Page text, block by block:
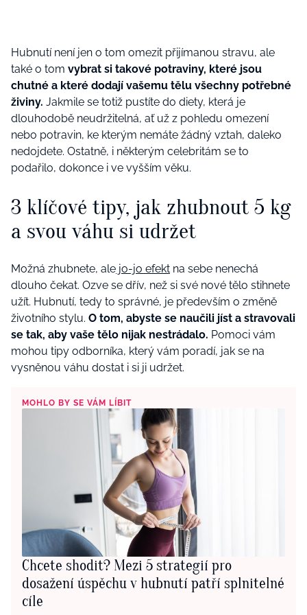
Hubnutí není jen o tom omezit přijímanou stravu, ale
také o tom vybrat si takové potraviny, které jsou
chutné a které dodají vašemu tělu všechny potřebné
živiny. Jakmile se totiž pustíte do diety, která je
dlouhodobě neudržitelná, ať už z pohledu omezení
nebo potravin, ke kterým nemáte žádný vztah, daleko
nedojdete. Ostatně, i některým celebritám se to
podařilo, dokonce i ve vyšším věku.
3 klíčové tipy, jak zhubnout 5 kg
a svou váhu si udržet
Možná zhubnete, ale jo-jo efekt na sebe nenechá
dlouho čekat. Ozve se dřív, než si své nové tělo stihnete
užít. Hubnutí, tedy to správné, je především o změně
životního stylu. O tom, abyste se naučili jíst a stravovali
se tak, aby vaše tělo nijak nestrádalo. Pomoci vám
mohou tipy odborníka, který vám poradí, jak se na
vysněnou váhu dostat i si ji udržet.
MOHLO BY SE VÁM LÍBIT
Chcete shodit? Mezi 5 strategií pro
dosažení úspěchu v hubnutí patří splnitelné
cíle